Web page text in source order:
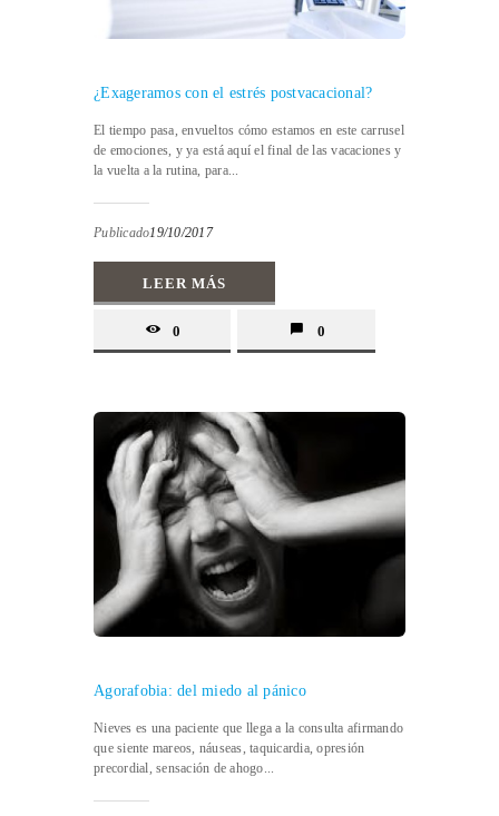
¿Exageramos con el estrés postvacacional?
El tiempo pasa, envueltos cómo estamos en este carrusel
de emociones, y ya está aquí el final de las vacaciones y
la vuelta a la rutina, para...
Publicado19/10/2017
LEER MÁS
0 0
Agorafobia: del miedo al pánico
Nieves es una paciente que llega a la consulta afirmando
que siente mareos, náuseas, taquicardia, opresión
precordial, sensación de ahogo...